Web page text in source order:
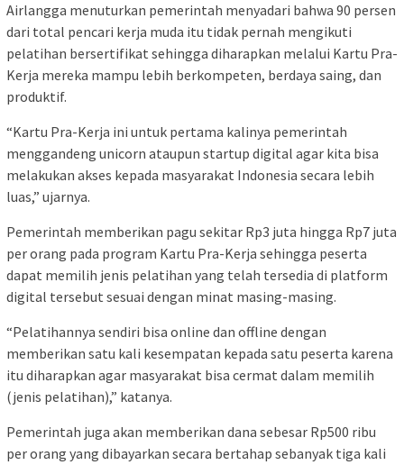
Airlangga menuturkan pemerintah menyadari bahwa 90 persen
dari total pencari kerja muda itu tidak pernah mengikuti
pelatihan bersertifikat sehingga diharapkan melalui Kartu Pra-
Kerja mereka mampu lebih berkompeten, berdaya saing, dan
produktif.
“Kartu Pra-Kerja ini untuk pertama kalinya pemerintah
menggandeng unicorn ataupun startup digital agar kita bisa
melakukan akses kepada masyarakat Indonesia secara lebih
luas,” ujarnya.
Pemerintah memberikan pagu sekitar Rp3 juta hingga Rp7 juta
per orang pada program Kartu Pra-Kerja sehingga peserta
dapat memilih jenis pelatihan yang telah tersedia di platform
digital tersebut sesuai dengan minat masing-masing.
“Pelatihannya sendiri bisa online dan offline dengan
memberikan satu kali kesempatan kepada satu peserta karena
itu diharapkan agar masyarakat bisa cermat dalam memilih
(jenis pelatihan),” katanya.
Pemerintah juga akan memberikan dana sebesar Rp500 ribu
per orang yang dibayarkan secara bertahap sebanyak tiga kali